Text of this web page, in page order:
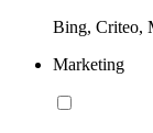
Bing, Criteo,
Marketing